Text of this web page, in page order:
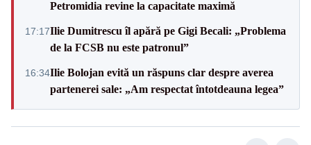
Petromidia revine la capacitate maximă
17:17Ilie Dumitrescu îl apără pe Gigi Becali: „Problema
de la FCSB nu este patronul”
16:34Ilie Bolojan evită un răspuns clar despre averea
partenerei sale: „Am respectat întotdeauna legea”